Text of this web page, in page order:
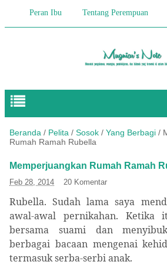
Peran Ibu Tentang Perempuan
Pendidikan Anak
Beranda / Pelita / Sosok / Yang Berbagi /
Rumah Ramah Rubella
Memperjuangkan Rumah Ramah
Feb 28, 2014 20 Komentar
Rubella. Sudah lama saya
awal-awal pernikahan. Ketika
bersama suami dan
berbagai bacaan mengenai
termasuk serba-serbi anak.